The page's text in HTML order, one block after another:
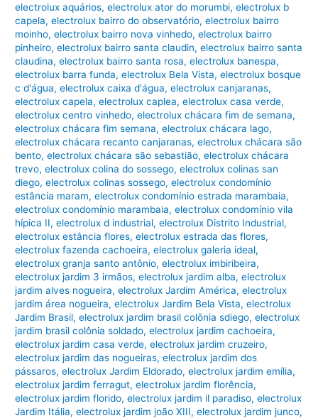
electrolux aquários,electrolux ator do morumbi,electrolux b
capela,electrolux bairro do observatório,electrolux bairro
moinho,electrolux bairro nova vinhedo,electrolux bairro
pinheiro,electrolux bairro santa claudin,electrolux bairro santa
claudina,electrolux bairro santa rosa,electrolux banespa,
electrolux barra funda,electrolux Bela Vista,electrolux bosque
c d'água,electrolux caixa d'água,electrolux canjaranas,
electrolux capela,electrolux caplea,electrolux casa verde,
electrolux centro vinhedo,electrolux chácara fim de semana,
electrolux chácara fim semana,electrolux chácara lago,
electrolux chácara recanto canjaranas,electrolux chácara são
bento,electrolux chácara são sebastião,electrolux chácara
trevo,electrolux colina do sossego,electrolux colinas san
diego,electrolux colinas sossego,electrolux condomínio
estância maram,electrolux condomínio estrada marambaia,
electrolux condomínio marambaia,electrolux condomínio vila
hípica II,electrolux d industrial,electrolux Distrito Industrial,
electrolux estância flores,electrolux estrada das flores,
electrolux fazenda cachoeira,electrolux galeria ideal,
electrolux granja santo antônio,electrolux imbiribeira,
electrolux jardim 3 irmãos,electrolux jardim alba,electrolux
jardim alves nogueira,electrolux Jardim América,electrolux
jardim área nogueira,electrolux Jardim Bela Vista,electrolux
Jardim Brasil,electrolux jardim brasil colônia sdiego,electrolux
jardim brasil colônia soldado,electrolux jardim cachoeira,
electrolux jardim casa verde,electrolux jardim cruzeiro,
electrolux jardim das nogueiras,electrolux jardim dos
pássaros,electrolux Jardim Eldorado,electrolux jardim emília,
electrolux jardim ferragut,electrolux jardim florência,
electrolux jardim florido,electrolux jardim il paradiso,electrolux
Jardim Itália,electrolux jardim joão XIII,electrolux jardim junco,